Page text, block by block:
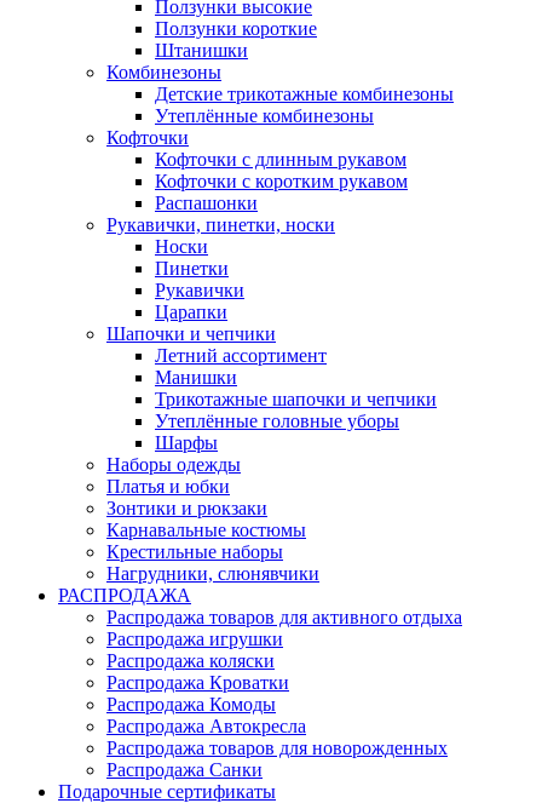
Ползунки высокие
Ползунки короткие
Штанишки
Комбинезоны
Детские трикотажные комбинезоны
Утеплённые комбинезоны
Кофточки
Кофточки с длинным рукавом
Кофточки с коротким рукавом
Распашонки
Рукавички, пинетки, носки
Носки
Пинетки
Рукавички
Царапки
Шапочки и чепчики
Летний ассортимент
Манишки
Трикотажные шапочки и чепчики
Утеплённые головные уборы
Шарфы
Наборы одежды
Платья и юбки
Зонтики и рюкзаки
Карнавальные костюмы
Крестильные наборы
Нагрудники, слюнявчики
РАСПРОДАЖА
Распродажа товаров для активного отдыха
Распродажа игрушки
Распродажа коляски
Распродажа Кроватки
Распродажа Комоды
Распродажа Автокресла
Распродажа товаров для новорожденных
Распродажа Санки
Подарочные сертификаты